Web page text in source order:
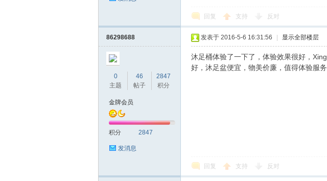
回复 支持 反对
86298688
0
主题
46
帖子
2847
积分
金牌会员
积分 2847
发消息
发表于 2016-5-6 16:31:56 显示全部楼层
沐足桶体验了一下了，体验效果很好，
好，沐足盆便宜，物美价廉，值得体验服
回复 支持 反对